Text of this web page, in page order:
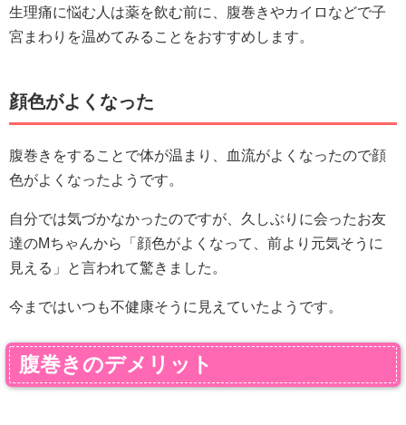
生理痛に悩む人は薬を飲む前に、腹巻きやカイロなどで子
宮まわりを温めてみることをおすすめします。
顔色がよくなった
腹巻きをすることで体が温まり、血流がよくなったので顔
色がよくなったようです。
自分では気づかなかったのですが、久しぶりに会ったお友
達のMちゃんから「顔色がよくなって、前より元気そうに
見える」と言われて驚きました。
今まではいつも不健康そうに見えていたようです。
腹巻きのデメリット